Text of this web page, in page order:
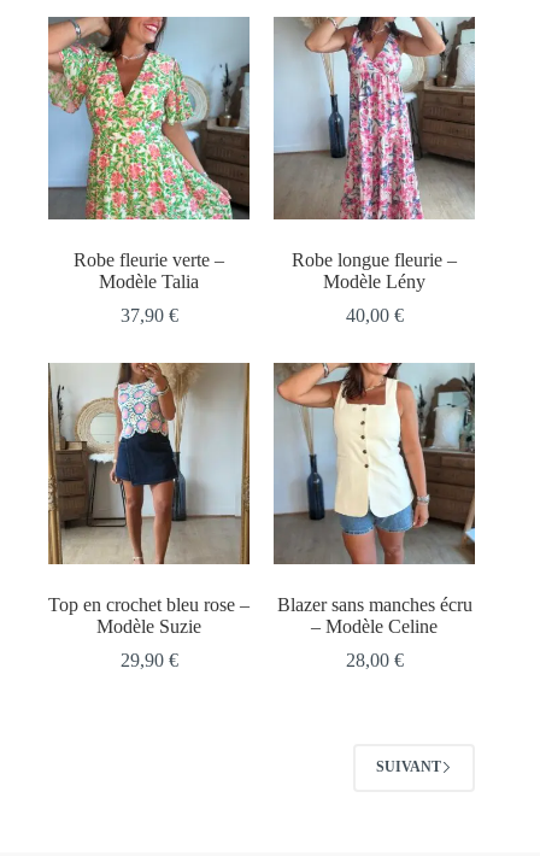
Robe fleurie verte –
Modèle Talia
37,90 €
Robe longue fleurie –
Modèle Lény
40,00 €
Top en crochet bleu rose –
Modèle Suzie
29,90 €
Blazer sans manches écru
– Modèle Celine
28,00 €
SUIVANT